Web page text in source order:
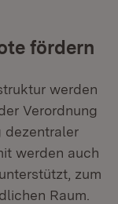
fördern
werden
Verordnung
dezentraler
werden auch
zum
Raum.